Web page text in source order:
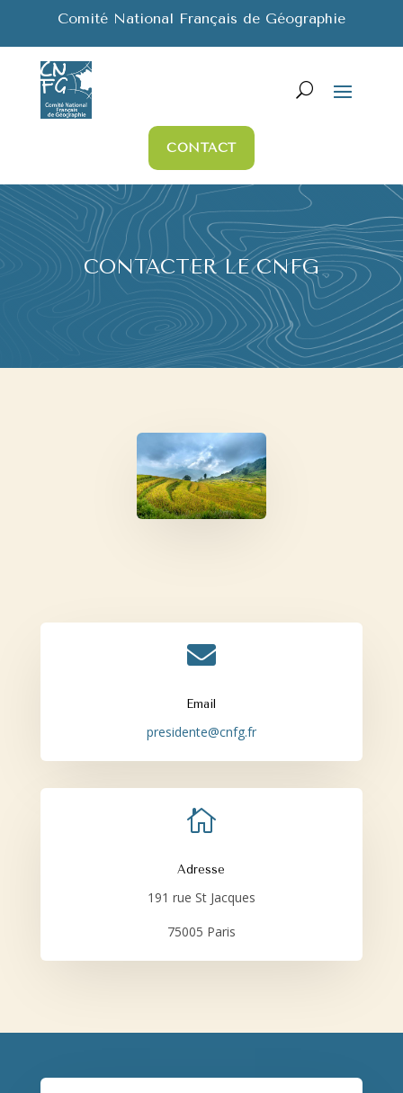
Comité National Français de Géographie
CONTACT
CONTACTER LE CNFG

Email
presidente@cnfg.fr

Adresse
191 rue St Jacques
75005 Paris